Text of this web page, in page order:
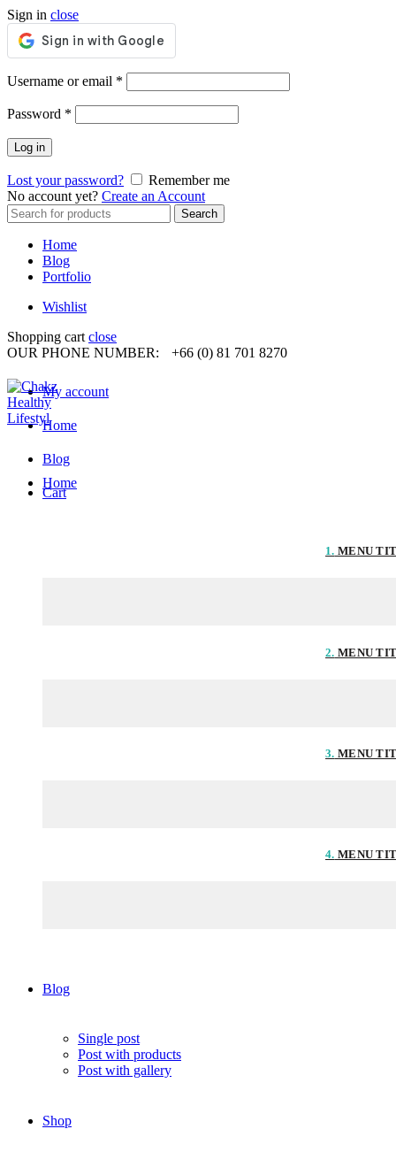
Sign in close
Username or email *
Password *
Log in
Lost your password?
Remember me
No account yet? Create an Account
Search
for:
Search
Home
Blog
Portfolio
Wishlist
Shopping cart close
OUR PHONE NUMBER:
+66 (0) 81 701 8270
My account
Home
Blog
Cart
Home
1. MENU
2. MENU
3. MENU
4. MENU
Blog
Single post
Post with products
Post with gallery
Shop